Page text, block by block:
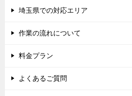
埼玉県での対応エリア
作業の流れについて
料金プラン
よくあるご質問